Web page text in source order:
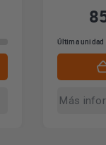
Última unidad
Más